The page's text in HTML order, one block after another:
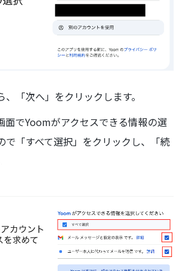
「次へ」をクリックします。
面でYoomがアクセスできる情報の選
で「すべて選択」をクリックし、「続